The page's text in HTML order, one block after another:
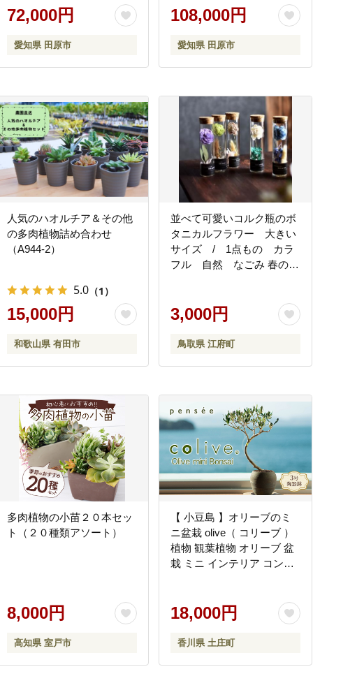
ーアレンジメント
72,000円
愛知県 田原市
108,000円
愛知県 田原市
人気のハオルチア＆その他
の多肉植物詰め合わせ
（A944-2）
5.0 （1）
15,000円
和歌山県 有田市
並べて可愛いコルク瓶のボ
タニカルフラワー 大きい
サイズ / 1点もの カラ
フル 自然 なごみ 春の
3,000円
鳥取県 江府町
多肉植物の小苗２０本セッ
ト（２０種類アソート）
8,000円
高知県 室戸市
【 小豆島 】オリーブのミ
ニ盆栽 olive（ コリーブ ）
植物 観葉植物 オリーブ 盆
栽 ミニ インテリア コンパ
18,000円
香川県 土庄町